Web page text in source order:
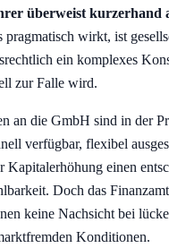
überweist kurzerhand
pragmatisch wirkt, ist
ein komplexes
zur Falle wird.
an die GmbH sind in der
verfügbar, flexibel
Kapitalerhöhung einen
Doch das
keine Nachsicht bei
Konditionen.